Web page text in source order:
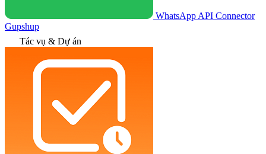
WhatsApp API Connector
Gupshup
Tác vụ & Dự án